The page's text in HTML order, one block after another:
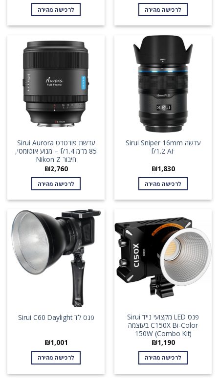
לרכישה מהירה לרכישה מהירה
עדשה Sirui Sniper 16mm
f/1.2 AF
₪1,830
לרכישה מהירה
עדשת פורטרט Sirui Aurora
85 מ"מ f/1.4 – מנוע אוטומטי,
חיבור Nikon Z
₪2,760
לרכישה מהירה
פנס LED מקצועי נייד Sirui
C150X Bi-Color בעוצמה
150W (Combo Kit)
₪1,190
לרכישה מהירה
פנס לד Sirui C60 Daylight
₪1,001
לרכישה מהירה